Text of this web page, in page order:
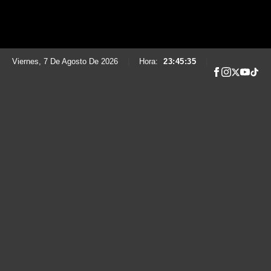
Viernes, 7 De Agosto De 2026 Hora: 23:45:36